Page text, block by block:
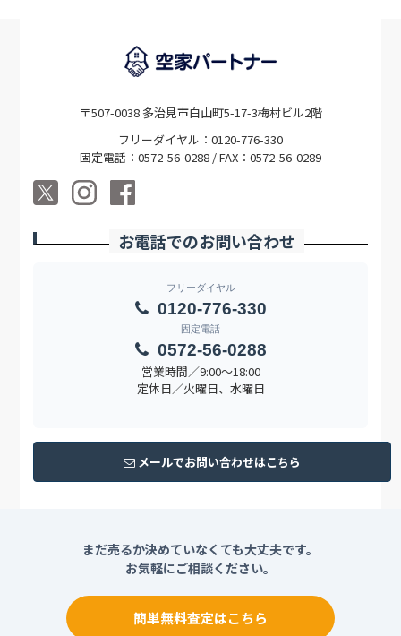
〒507-0038 多治見市白山町5-17-3梅村ビル2階
フリーダイヤル：0120-776-330
固定電話：0572-56-0288 / FAX：0572-56-0289
お電話でのお問い合わせ
営業時間／9:00〜18:00
定休日／火曜日、水曜日
フリーダイヤル
0120-776-330
固定電話
0572-56-0288
メールでお問い合わせはこちら
まだ売るか決めていなくても大丈夫です。
お気軽にご相談ください。
簡単無料査定はこちら